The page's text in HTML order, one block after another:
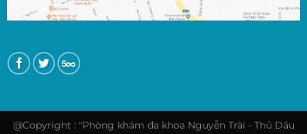
@Copyright : "Phòng khám đa khoa Nguyễn Trãi - Thủ Dầu